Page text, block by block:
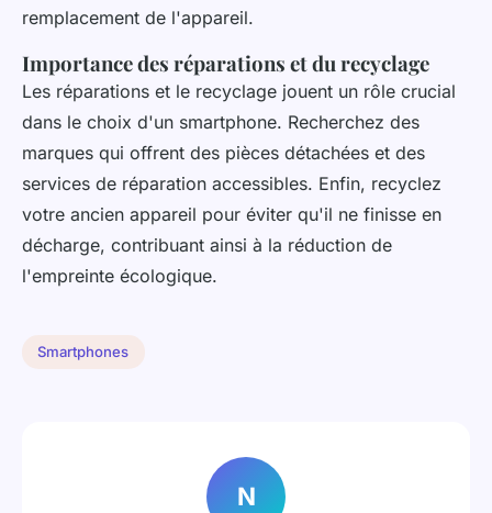
remplacement de l'appareil.
Importance des réparations et du recyclage
Les réparations et le recyclage jouent un rôle crucial
dans le choix d'un smartphone. Recherchez des
marques qui offrent des pièces détachées et des
services de réparation accessibles. Enfin, recyclez
votre ancien appareil pour éviter qu'il ne finisse en
décharge, contribuant ainsi à la réduction de
l'empreinte écologique.
Smartphones
N